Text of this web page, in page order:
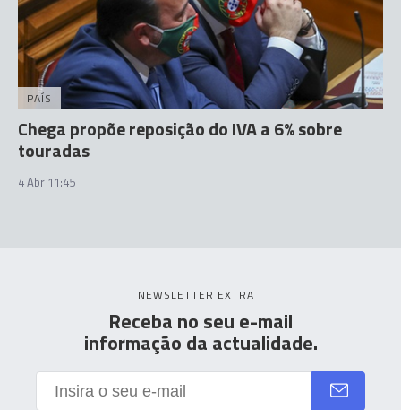
PAÍS
Chega propõe reposição do IVA a 6% sobre
touradas
4 Abr 11:45
NEWSLETTER EXTRA
Receba no seu e-mail
informação da actualidade.